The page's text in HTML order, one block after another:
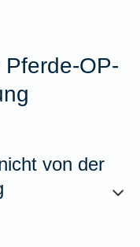
OP-
von der